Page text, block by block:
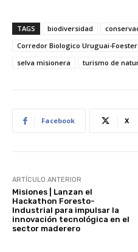
TAGS biodiversidad
Corredor Biologico Uruguai-
selva misionera
turismo de
Facebook X
ARTÍCULO ANTERIOR
Misiones | Lanzan el
Hackathon Foresto-
Industrial para impulsar la
innovación tecnológica en el
sector maderero